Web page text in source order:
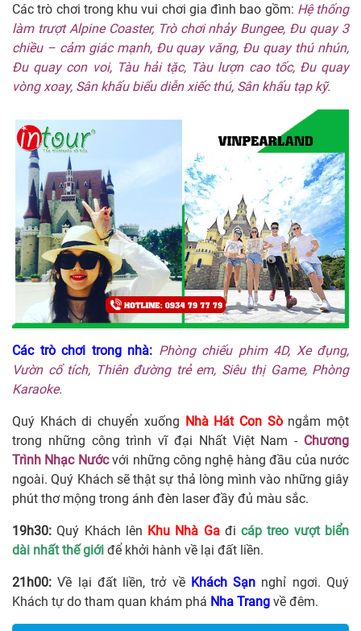
Các trò chơi trong khu vui chơi gia đình bao gồm: Hệ thống
làm trượt Alpine Coaster, Trò chơi nhảy Bungee, Đu quay 3
chiều – cảm giác mạnh, Đu quay văng, Đu quay thú nhún,
Đu quay con voi, Tàu hải tặc, Tàu lượn cao tốc, Đu quay
vòng xoay, Sân khấu biểu diễn xiếc thú, Sân khấu tạp kỹ.
Các trò chơi trong nhà: Phòng chiếu phim 4D, Xe đụng,
Vườn cổ tích, Thiên đường trẻ em, Siêu thị Game, Phòng
Karaoke.
Quý Khách di chuyển xuống Nhà Hát Con Sò ngắm một
trong những công trình vĩ đại Nhất Việt Nam - Chương
Trình Nhạc Nướcvới những công nghệ hàng đầu của nước
ngoài. Quý Khách sẽ thật sự thả lòng mình vào những giây
phút thơ mộng trong ánh đèn laser đầy đủ màu sắc.
19h30: Quý Khách lên Khu Nhà Gađicáp treo vượt biển
dài nhất thế giới để khởi hành về lại đất liền.
21h00:Về lại đất liền, trở về Khách Sạn nghỉ ngơi. Quý
Khách tự do tham quan khám phá Nha Trang về đêm.